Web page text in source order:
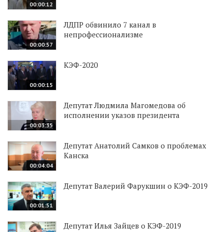
00:00:12
00:00:57
ЛДПР обвинило 7 канал в
непрофессионализме
00:00:15
КЭФ-2020
00:03:35
Депутат Людмила Магомедова об
исполнении указов президента
00:04:04
Депутат Анатолий Самков о проблемах
Канска
00:01:51
Депутат Валерий Фарукшин о КЭФ-2019
Депутат Илья Зайцев о КЭФ-2019